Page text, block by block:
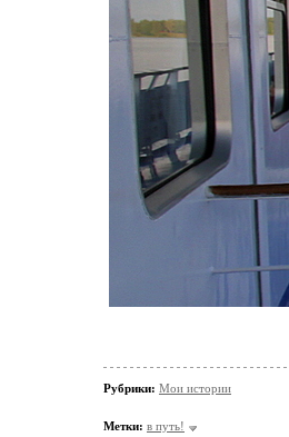
Рубрики: Мои истории
Метки: в путь!